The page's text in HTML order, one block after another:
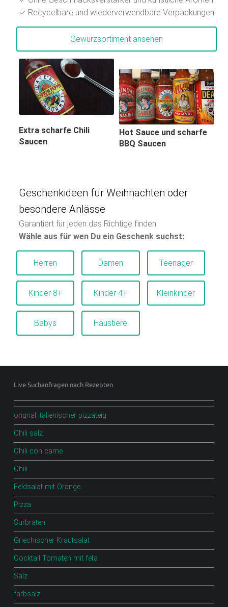
✓ Recycelbare und wiederverwendbare Verpackungen
Gewürzsortiment ansehen
Extra scharfe Chili
Saucen
Hot Sauce und scharfe
BBQ Saucen
Geschenkideen für Weihnachten oder
besondere Anlässe
Garantiert für jeden das Richtige finden.
Wähle aus für wen Du ein Geschenk suchst:
Herren Damen Teenager
Kinder 8+ Kinder 4+ Kleinkinder
Babys Haustiere
Footer sidebar
Live Suchanfragen nach Rezepten
orignal italienischer pizzateig
Chili salz
Chili con carne
Chili
Feldsalat mit Orange
Pizza
Surbraten
Griechischer Krautsalat
Cocktail Tomaten mit feta
Salz
farbsalz